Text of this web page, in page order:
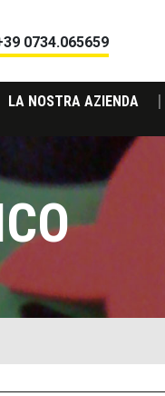
0734.065659
LA NOSTRA AZIENDA